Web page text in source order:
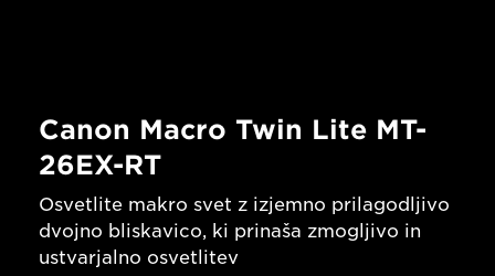
Canon Macro Twin Lite MT-
26EX-RT
Osvetlite makro svet z izjemno prilagodljivo
dvojno bliskavico, ki prinaša zmogljivo in
ustvarjalno osvetlitev